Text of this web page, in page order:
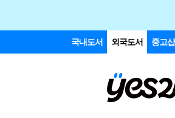
국내도서 외국도서 중고샵